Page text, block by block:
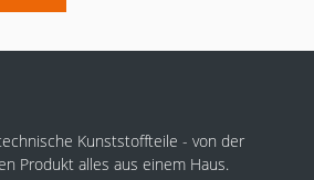
Kunststoffteile - von der
Produkt alles aus einem Haus.